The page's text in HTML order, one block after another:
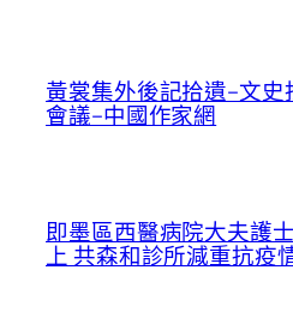
黃裳集外後記拾遺–文史
會議–中國作家網
即墨區西醫病院大夫護
上 共森和診所減重抗疫